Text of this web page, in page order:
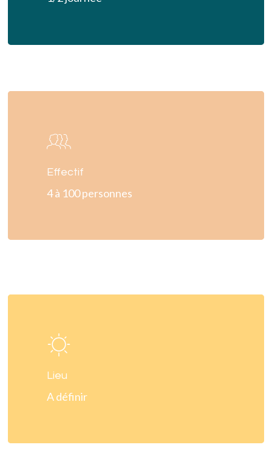
Effectif
4 à 100 personnes
Lieu
A définir